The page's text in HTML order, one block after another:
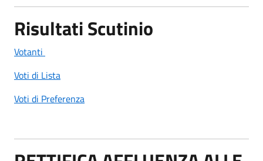
Risultati Scutinio
Votanti
Voti di Lista
Voti di Preferenza